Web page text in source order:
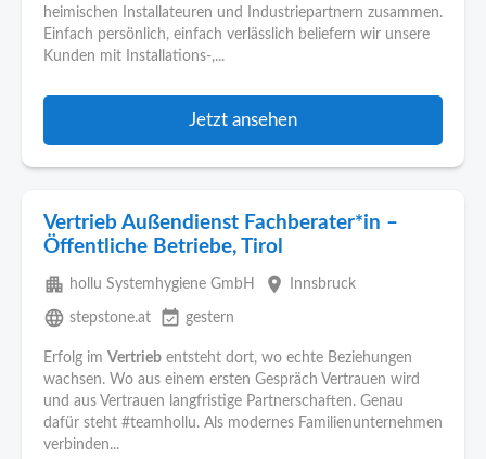
heimischen Installateuren und Industriepartnern zusammen.
Einfach persönlich, einfach verlässlich beliefern wir unsere
Kunden mit Installations-,...
Jetzt ansehen
Vertrieb Außendienst Fachberater*in –
Öffentliche Betriebe, Tirol
apartment hollu Systemhygiene GmbH place Innsbruck
language stepstone.at event_available gestern
Erfolg im Vertrieb entsteht dort, wo echte Beziehungen
wachsen. Wo aus einem ersten Gespräch Vertrauen wird
und aus Vertrauen langfristige Partnerschaften. Genau
dafür steht #teamhollu. Als modernes Familienunternehmen
verbinden...